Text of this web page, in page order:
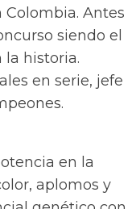
Colombia. Antes
siendo el
historia.
en serie, jefe
en la
aplomos y